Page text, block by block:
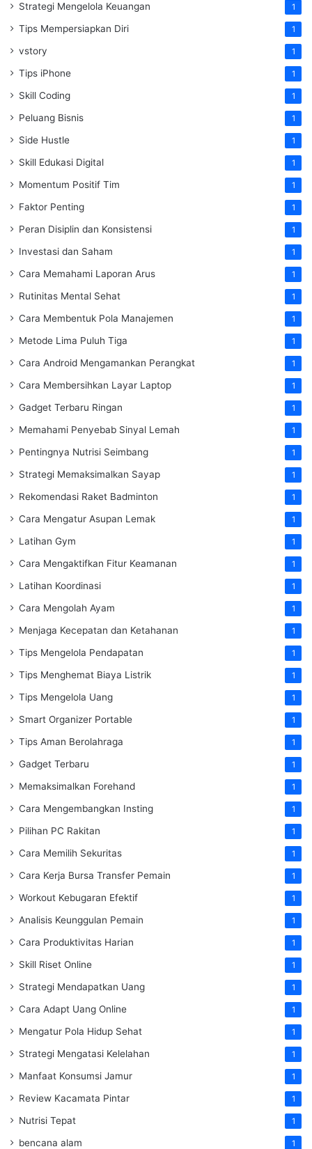
Strategi Mengelola Keuangan 1
Tips Mempersiapkan Diri 1
vstory 1
Tips iPhone 1
Skill Coding 1
Peluang Bisnis 1
Side Hustle 1
Skill Edukasi Digital 1
Momentum Positif Tim 1
Faktor Penting 1
Peran Disiplin dan Konsistensi 1
Investasi dan Saham 1
Cara Memahami Laporan Arus 1
Rutinitas Mental Sehat 1
Cara Membentuk Pola Manajemen 1
Metode Lima Puluh Tiga 1
Cara Android Mengamankan Perangkat 1
Cara Membersihkan Layar Laptop 1
Gadget Terbaru Ringan 1
Memahami Penyebab Sinyal Lemah 1
Pentingnya Nutrisi Seimbang 1
Strategi Memaksimalkan Sayap 1
Rekomendasi Raket Badminton 1
Cara Mengatur Asupan Lemak 1
Latihan Gym 1
Cara Mengaktifkan Fitur Keamanan 1
Latihan Koordinasi 1
Cara Mengolah Ayam 1
Menjaga Kecepatan dan Ketahanan 1
Tips Mengelola Pendapatan 1
Tips Menghemat Biaya Listrik 1
Tips Mengelola Uang 1
Smart Organizer Portable 1
Tips Aman Berolahraga 1
Gadget Terbaru 1
Memaksimalkan Forehand 1
Cara Mengembangkan Insting 1
Pilihan PC Rakitan 1
Cara Memilih Sekuritas 1
Cara Kerja Bursa Transfer Pemain 1
Workout Kebugaran Efektif 1
Analisis Keunggulan Pemain 1
Cara Produktivitas Harian 1
Skill Riset Online 1
Strategi Mendapatkan Uang 1
Cara Adapt Uang Online 1
Mengatur Pola Hidup Sehat 1
Strategi Mengatasi Kelelahan 1
Manfaat Konsumsi Jamur 1
Review Kacamata Pintar 1
Nutrisi Tepat 1
bencana alam 1